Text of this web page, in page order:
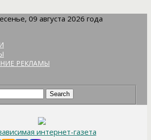
09 августа 2026 года
РЕКЛАМЫ
интернет-газета